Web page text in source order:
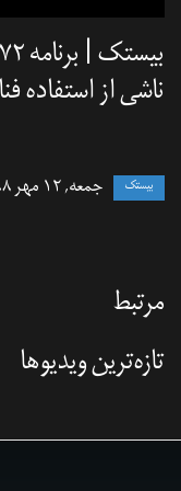
ناشی از استفاده
بیستک جمعه, ۱۲ مهر ۱۳۹۸ ۰۰:۰۰
مرتبط
تازه‌‌ترین ویدیوها